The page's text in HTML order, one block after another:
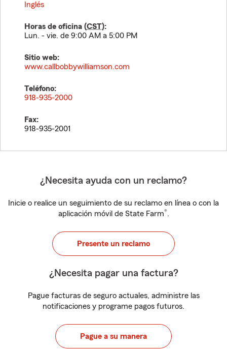
Inglés
Horas de oficina (CST):
Lun. - vie. de 9:00 AM a 5:00 PM
Sitio web:
www.callbobbywilliamson.com
Teléfono:
918-935-2000
Fax:
918-935-2001
¿Necesita ayuda con un reclamo?
Inicie o realice un seguimiento de su reclamo en línea o con la
aplicación móvil de State Farm®.
Presente un reclamo
¿Necesita pagar una factura?
Pague facturas de seguro actuales, administre las
notificaciones y programe pagos futuros.
Pague a su manera